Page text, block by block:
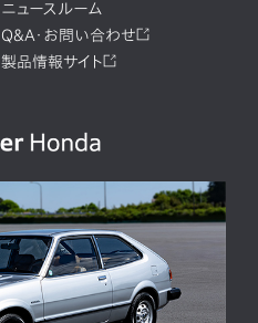
ニュースルーム
Q&A・お問い合わせ
製品情報サイト